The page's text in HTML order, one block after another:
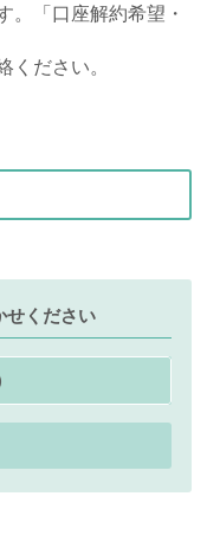
。「口座解約希望・
ください。
せください